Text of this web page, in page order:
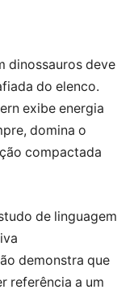
dinossauros deve
do elenco.
exibe energia
domina o
compactada
de linguagem
demonstra que
referência a um